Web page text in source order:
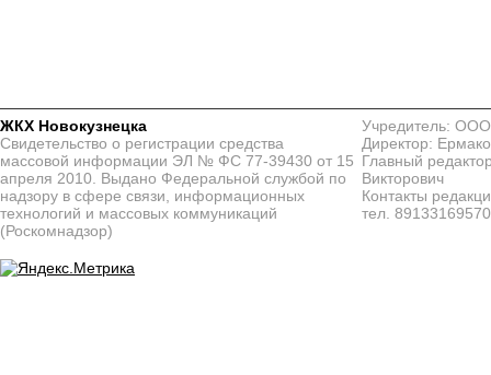
ЖКХ Новокузнецка
Свидетельство о регистрации средства
массовой информации ЭЛ № ФС 77-39430 от 15
апреля 2010. Выдано Федеральной службой по
надзору в сфере связи, информационных
технологий и массовых коммуникаций
(Роскомнадзор)
Учредитель:
Директор:
Главный
Викторович
Контакты
тел. 89133169570